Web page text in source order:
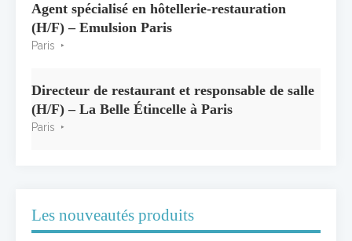
Agent spécialisé en hôtellerie-restauration
(H/F) – Emulsion Paris
Paris
Directeur de restaurant et responsable de salle
(H/F) – La Belle Étincelle à Paris
Paris
Les nouveautés produits